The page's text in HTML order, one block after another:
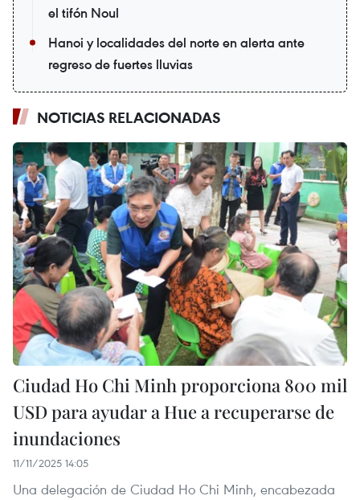
el tifón Noul
Hanoi y localidades del norte en alerta ante
regreso de fuertes lluvias
NOTICIAS RELACIONADAS
Ciudad Ho Chi Minh proporciona 800 mil
USD para ayudar a Hue a recuperarse de
inundaciones
11/11/2025 14:05
Una delegación de Ciudad Ho Chi Minh, encabezada